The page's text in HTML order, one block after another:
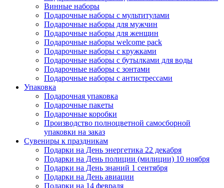
Винные наборы
Подарочные наборы с мультитулами
Подарочные наборы для мужчин
Подарочные наборы для женщин
Подарочные наборы welcome pack
Подарочные наборы с кружками
Подарочные наборы с бутылками для воды
Подарочные наборы с зонтами
Подарочные наборы с антистрессами
Упаковка
Подарочная упаковка
Подарочные пакеты
Подарочные коробки
Производство полноцветной самосборной
упаковки на заказ
Сувениры к праздникам
Подарки на День энергетика 22 декабря
Подарки на День полиции (милиции) 10 ноября
Подарки на День знаний 1 сентября
Подарки на День авиации
Подарки на 14 февраля